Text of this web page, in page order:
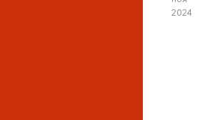
2024